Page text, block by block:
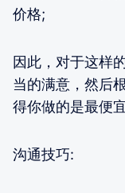
价格;
因此，对于这样
当的满意，然后
得你做的是最便
沟通技巧: